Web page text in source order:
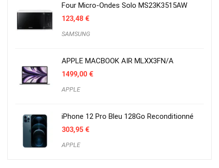
Four Micro-Ondes Solo MS23K3515AW
123,48 €
SAMSUNG
APPLE MACBOOK AIR MLXX3FN/A
1499,00 €
APPLE
iPhone 12 Pro Bleu 128Go Reconditionné
303,95 €
APPLE